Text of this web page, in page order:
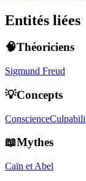
Entités liées
🧠Théoriciens
Sigmund Freud
💡Concepts
Conscience
📖Mythes
Caïn et Abel